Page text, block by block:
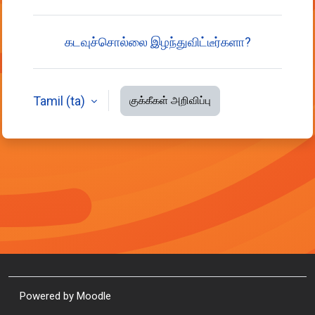
கடவுச்சொல்லை இழந்துவிட்டீர்களா?
Tamil ‎(ta)‎ குக்கீகள் அறிவிப்பு
Powered by Moodle